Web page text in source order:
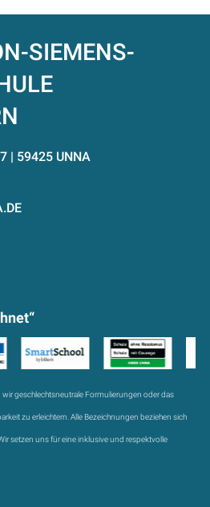
SIEMENS-
| 59425 UNNA
geschlechtsneutrale Formulierungen oder das
zu erleichtern. Alle Bezeichnungen beziehen sich
setzen uns für eine inklusive und respektvolle